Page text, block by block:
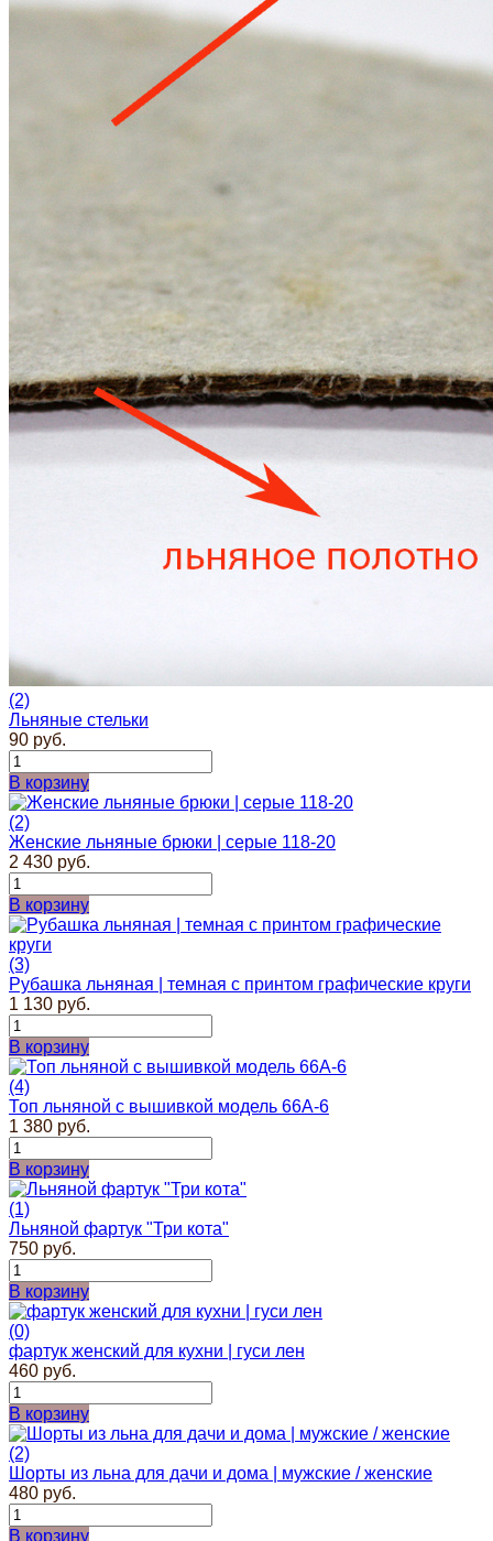
(2)
Льняные стельки
90 руб.
В корзину
(2)
Женские льняные брюки | серые 118-20
2 430 руб.
В корзину
(3)
Рубашка льняная | темная с принтом графические круги
1 130 руб.
В корзину
(4)
Топ льняной с вышивкой модель 66А-6
1 380 руб.
В корзину
(1)
Льняной фартук "Три кота"
750 руб.
В корзину
(0)
фартук женский для кухни | гуси лен
460 руб.
В корзину
(2)
Шорты из льна для дачи и дома | мужские / женские
480 руб.
В корзину